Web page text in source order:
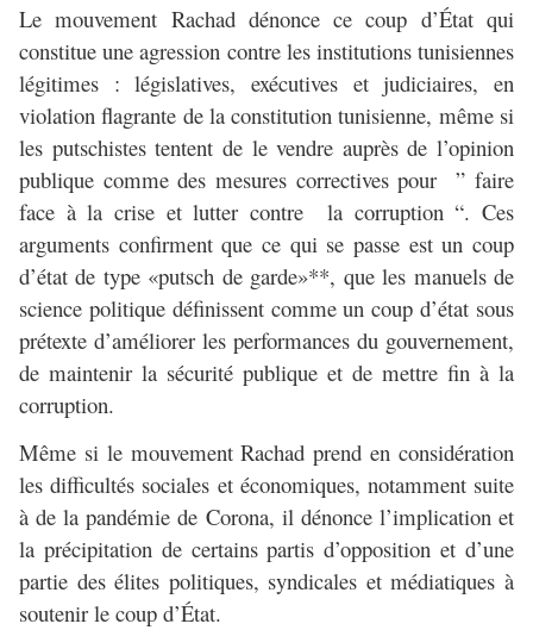
Le mouvement Rachad dénonce ce coup d’État qui
constitue une agression contre les institutions tunisiennes
légitimes : législatives, exécutives et judiciaires, en
violation flagrante de la constitution tunisienne, même si
les putschistes tentent de le vendre auprès de l’opinion
publique comme des mesures correctives pour ” faire
face à la crise et lutter contre la corruption “. Ces
arguments confirment que ce qui se passe est un coup
d’état de type «putsch de garde»**, que les manuels de
science politique définissent comme un coup d’état sous
prétexte d’améliorer les performances du gouvernement,
de maintenir la sécurité publique et de mettre fin à la
corruption.
Même si le mouvement Rachad prend en considération
les difficultés sociales et économiques, notamment suite
à de la pandémie de Corona, il dénonce l’implication et
la précipitation de certains partis d’opposition et d’une
partie des élites politiques, syndicales et médiatiques à
soutenir le coup d’État.